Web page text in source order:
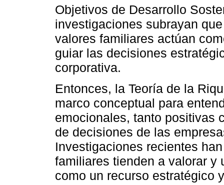
Objetivos de Desarrollo
investigaciones subrayan
valores familiares actúan
guiar las decisiones
corporativa.
Entonces, la Teoría de la
marco conceptual para
emocionales, tanto positivas
de decisiones de las
Investigaciones recientes
familiares tienden a valorar y
como un recurso estratégico